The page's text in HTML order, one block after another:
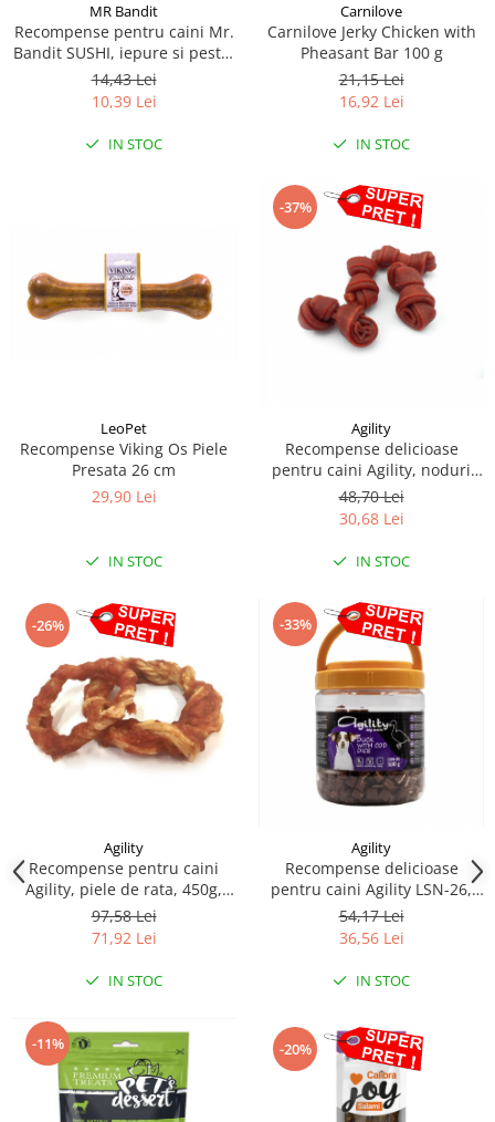
MR Bandit
Recompense pentru caini Mr.
Bandit SUSHI, iepure si peste,
80g
14,43 Lei
10,39 Lei
IN STOC
Carnilove
Carnilove Jerky Chicken with
Pheasant Bar 100 g
21,15 Lei
16,92 Lei
IN STOC
LeoPet
Recompense Viking Os Piele
Presata 26 cm
29,90 Lei
IN STOC
-37%
Agility
Recompense delicioase
pentru caini Agility, noduri
din carne de rata cu branza,
500g
48,70 Lei
30,68 Lei
IN STOC
-26%
Agility
Recompense pentru caini
Agility, piele de rata, 450g,
marimea M
97,58 Lei
71,92 Lei
IN STOC
-33%
Agility
Recompense delicioase
pentru caini Agility LSN-26,
cuburi de rata si cod, 500g
54,17 Lei
36,56 Lei
IN STOC
-11% -20%